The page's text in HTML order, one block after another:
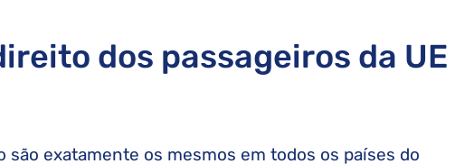
dos passageiros da UE
são exatamente os mesmos em todos os países do